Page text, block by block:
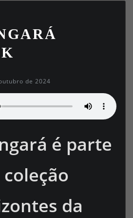
de 2024
é parte
coleção
da